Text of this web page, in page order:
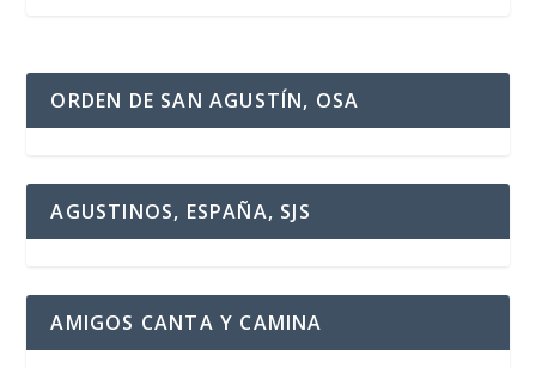
ORDEN DE SAN AGUSTÍN, OSA
AGUSTINOS, ESPAÑA, SJS
AMIGOS CANTA Y CAMINA